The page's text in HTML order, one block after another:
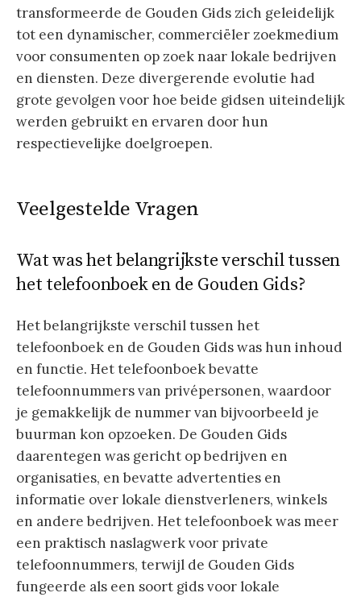
transformeerde de Gouden Gids zich geleidelijk
tot een dynamischer, commerciëler zoekmedium
voor consumenten op zoek naar lokale bedrijven
en diensten. Deze divergerende evolutie had
grote gevolgen voor hoe beide gidsen uiteindelijk
werden gebruikt en ervaren door hun
respectievelijke doelgroepen.
Veelgestelde Vragen
Wat was het belangrijkste verschil tussen
het telefoonboek en de Gouden Gids?
Het belangrijkste verschil tussen het
telefoonboek en de Gouden Gids was hun inhoud
en functie. Het telefoonboek bevatte
telefoonnummers van privépersonen, waardoor
je gemakkelijk de nummer van bijvoorbeeld je
buurman kon opzoeken. De Gouden Gids
daarentegen was gericht op bedrijven en
organisaties, en bevatte advertenties en
informatie over lokale dienstverleners, winkels
en andere bedrijven. Het telefoonboek was meer
een praktisch naslagwerk voor private
telefoonnummers, terwijl de Gouden Gids
fungeerde als een soort gids voor lokale